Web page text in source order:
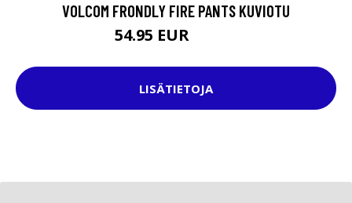
VOLCOM FRONDLY FIRE PANTS KUVIOTU
54.95 EUR
LISÄTIETOJA